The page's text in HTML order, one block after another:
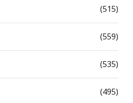
(515)
(559)
(535)
(495)